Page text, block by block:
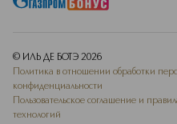
© ИЛЬ ДЕ БОТЭ 2026
Политика в отношении обработки
конфиденциальности
Пользовательское соглашение и
технологий